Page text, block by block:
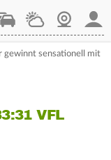
WetterWebcam
gewinnt sensationell mit
VFL